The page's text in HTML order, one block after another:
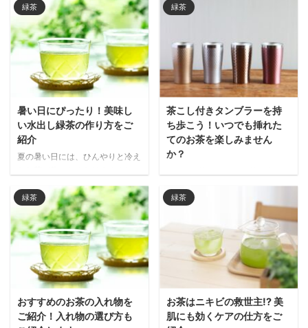
言っても、できれば眠気の出やす
い薬を手放して、アレルギーを改
善したいですよね。 そんなあな
たに朗報です！ なんと、身近に
ある「お茶」が花粉症に効果があ
るのです。 そこで本記事では、
アレルギーや花粉症に効果のある
ぜひ辛い花粉症予防の参考に、最
後まで読み進めてくださいね。
お茶はアレルギーに効く？ 個体
差はありますが、お茶はアレルギ
特に緑茶は、アレルギーを抑制 ...
代表ともいえる知覧茶（ちらんち
節を問わず飲むとほっこりして、
心身共に癒される飲み物ですよ
ね。この記事では知覧茶の特徴を
紹介していきます。 その他に
の比較もご紹介します。 本記事
で知覧茶の特徴を知り、お茶を飲
むきっかけ作りになれば幸いで
す。 知覧茶の特徴 ここからは皆
番に紹介していきます。 知覧茶
の特 ...
緑茶
暑い日にぴったり！美味し
い水出し緑茶の作り方をご
紹介
夏の暑い日には、ひんやりと冷え
そんなとき水出し緑茶を作ってお
けば、手早く冷たいお茶が飲めま
す。 さらに水出し茶は、免疫力
アップの手助けをしてくれたり、
美肌やニキビ対策に欠かせないビ
タミンCが多く含まれていたり
と、体にうれしい効果が期待でき
るのをご存じですか？ 本記事で
果や、水出し茶の作り方について
まとめました。 ぜひ最後まで読
緑茶
茶こし付きタンブラーを持
ち歩こう！いつでも挿れた
てのお茶を楽しみません
か？
る茶こし付きタンブラーがあるの
をご存知ですか？ 「美味しいお
茶を持ち歩きたい」 「オフィス
やお出かけ先で淹れたてのお茶を
楽しみたい」 あなたも上記のよ
うに、もっと気軽に日常生活にお
茶を取り入れたいと考えていると
思います。 そんなときのおすす
めは「茶こし付きタンブラー」で
す！ 本記事では、茶こし付きタ
ンブラーがどんな商品なのか、お
緑茶
おすすめのお茶の入れ物を
ご紹介！入れ物の選び方も
緑茶
お茶はニキビの救世主!? 美
肌にも効くケアの仕方をご